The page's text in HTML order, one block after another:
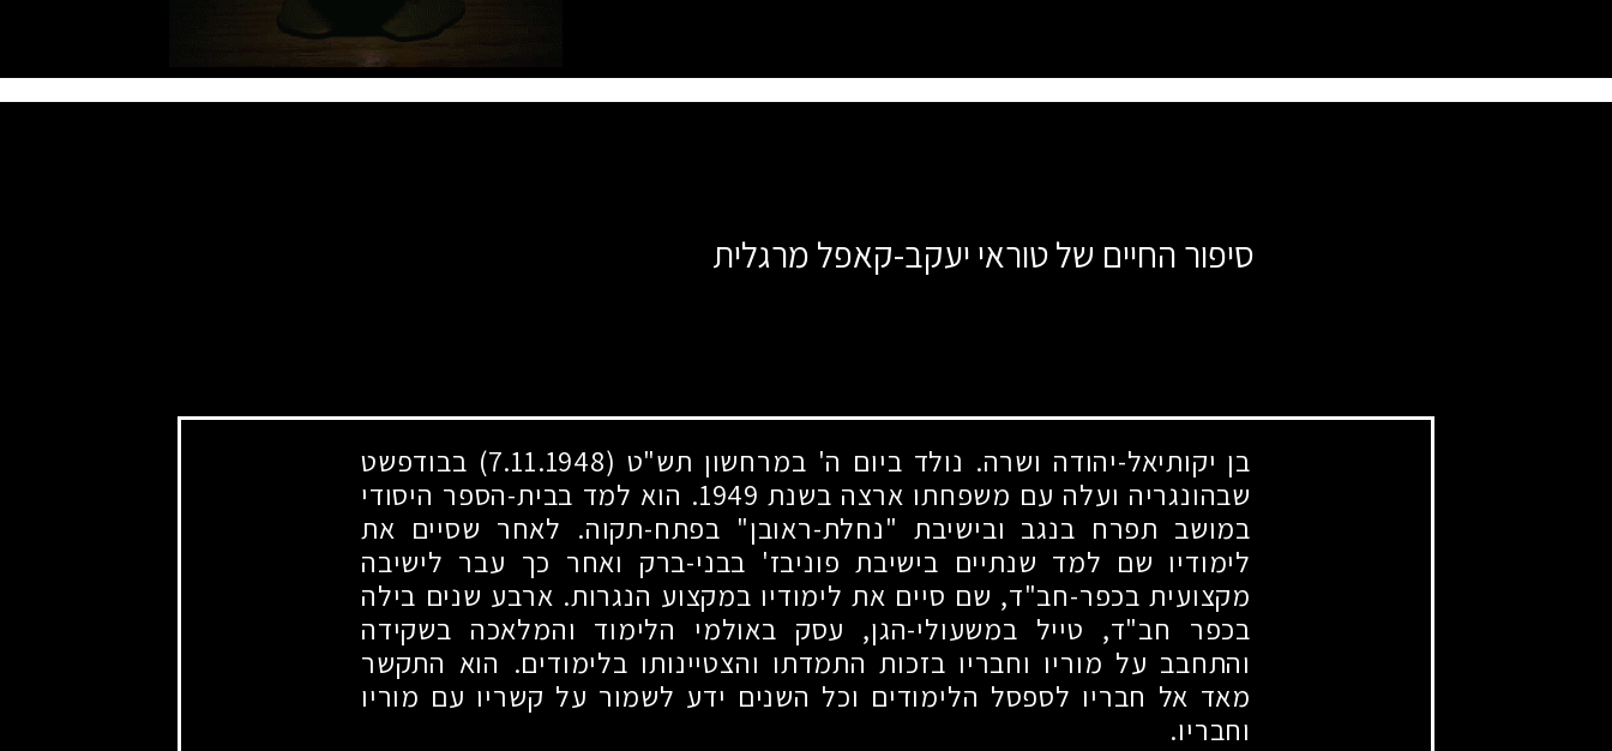
סיפור החיים של טוראי יעקב-קאפל מרגלית
בן יקותיאל-יהודה ושרה. נולד ביום ה' במרחשון תש"ט (7.11.1948)
בבודפשט
שבהונגריה ועלה עם משפחתו ארצה בשנת 1949. הוא למד בבית-הספר היסודי
במושב תפרח בנגב ובישיבת "נחלת-ראובן" בפתח-תקוה. לאחר שסיים את
לימודיו שם למד שנתיים בישיבת פוניבז' בבני-ברק ואחר כך עבר לישיבה
מקצועית בכפר-חב"ד, שם סיים את לימודיו במקצוע הנגרות. ארבע שנים בילה
בכפר חב"ד, טייל במשעולי-הגן, עסק באולמי הלימוד והמלאכה בשקידה
והתחבב על מוריו וחבריו בזכות התמדתו והצטיינותו בלימודים. הוא התקשר
מאד אל חבריו לספסל הלימודים וכל השנים ידע לשמור על קשריו עם מוריו
וחבריו.